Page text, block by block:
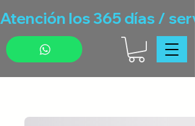
Atención los 365 días /